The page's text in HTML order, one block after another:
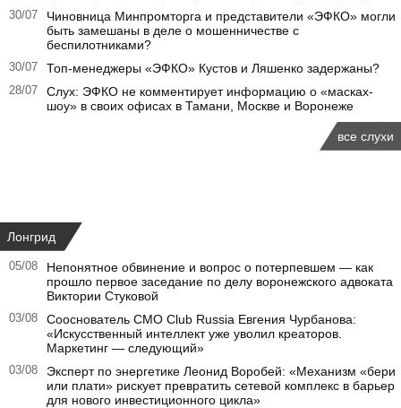
30/07
Чиновница Минпромторга и представители «ЭФКО» могли
быть замешаны в деле о мошенничестве с
беспилотниками?
30/07 Топ-менеджеры «ЭФКО» Кустов и Ляшенко задержаны?
28/07
Слух: ЭФКО не комментирует информацию о «масках-
шоу» в своих офисах в Тамани, Москве и Воронеже
все слухи
Лонгрид
05/08
Непонятное обвинение и вопрос о потерпевшем — как
прошло первое заседание по делу воронежского адвоката
Виктории Стуковой
03/08
Сооснователь CMO Club Russia Евгения Чурбанова:
«Искусственный интеллект уже уволил креаторов.
Маркетинг — следующий»
03/08
Эксперт по энергетике Леонид Воробей: «Механизм «бери
или плати» рискует превратить сетевой комплекс в барьер
для нового инвестиционного цикла»